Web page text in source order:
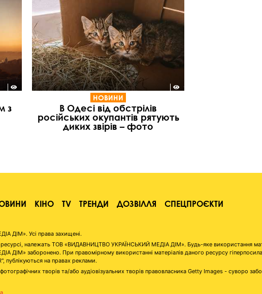
з
НОВИНИ
В Одесі від обстрілів
російських окупантів рятують
диких звірів – фото
КІНО TV ТРЕНДИ ДОЗВІЛЛЯ СПЕЦПРОЄКТИ
ДІМ». Усі права захищені.
ресурсі, належать ТОВ «ВИДАВНИЦТВО УКРАЇНСЬКИЙ МЕДІА ДІМ». Будь-яке використання
заборонено. При правомірному використанні матеріалів даного ресурсу
публікуються на правах реклами.
творів та/або аудіовізуальних творів правовласника Getty Images - суворо